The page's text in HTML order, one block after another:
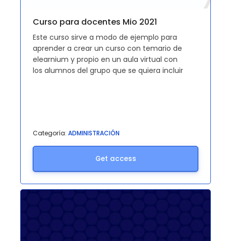
Curso para docentes Mio 2021
Este curso sirve a modo de ejemplo para
aprender a crear un curso con temario de
elearnium y propio en un aula virtual con
los alumnos del grupo que se quiera incluir
Categoría: ADMINISTRACIÓN
Get access